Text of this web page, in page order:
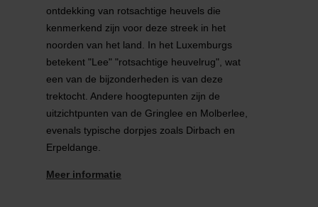
ontdekking van rotsachtige heuvels die
kenmerkend zijn voor deze streek in het
noorden van het land. In het Luxemburgs
betekent "Lee" "rotsachtige heuvelrug", wat
een van de bijzonderheden is van deze
trektocht. Andere hoogtepunten zijn de
uitzichtpunten van de Gringlee en Molberlee,
evenals typische dorpjes zoals Dirbach en
Erpeldange.
Meer informatie